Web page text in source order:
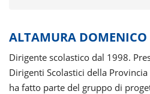
ALTAMURA DOMENICO
Dirigente scolastico dal 1998.
Dirigenti Scolastici della
ha fatto parte del gruppo di